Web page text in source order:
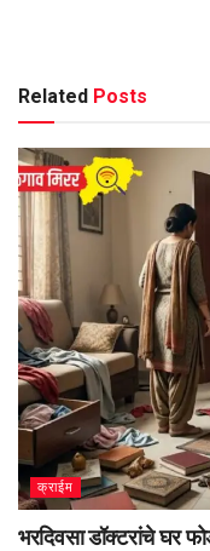
Related Posts
क्राईम
भरदिवसा डॉक्टरांचे घर